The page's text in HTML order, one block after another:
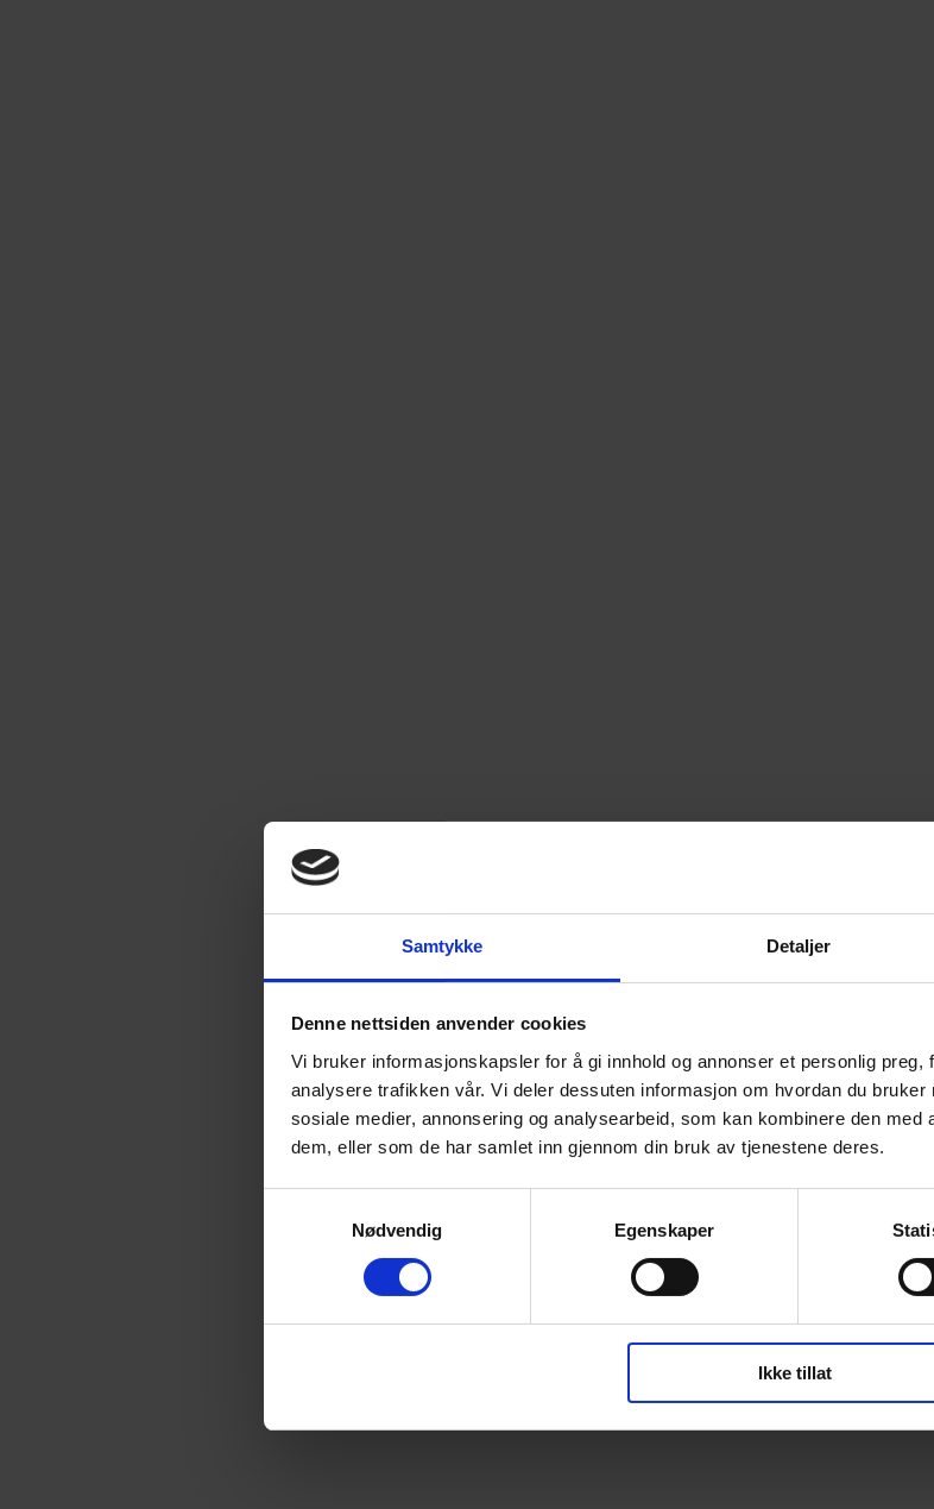
Samtykke Detaljer
Denne nettsiden anvender cookies
Vi bruker informasjonskapsler for å gi innhold og annonser et personlig
analysere trafikken vår. Vi deler dessuten informasjon om hvordan du
sosiale medier, annonsering og analysearbeid, som kan kombinere den med
dem, eller som de har samlet inn gjennom din bruk av tjenestene deres.
Nødvendig
Egenskaper
Ikke tillat